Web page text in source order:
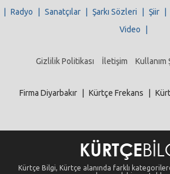
Radyo Sanatçılar Şarkı Sözleri Şiir
Video
Gizlilik Politikası İletişim Kullanım
Firma Diyarbakır Kürtçe Frekans
Kürtçe Bilgi, Kürtçe alanında farklı